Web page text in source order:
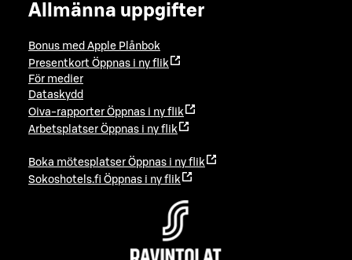
Allmänna uppgifter
Bonus med Apple Plånbok
Presentkort Öppnas i ny flik
För medier
Dataskydd
Oiva-rapporter Öppnas i ny flik
Arbetsplatser Öppnas i ny flik
Boka mötesplatser Öppnas i ny flik
Sokoshotels.fi Öppnas i ny flik